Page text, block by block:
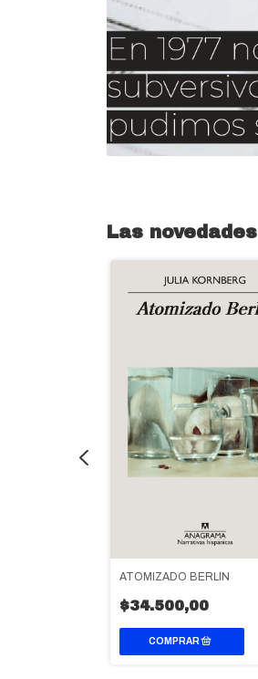
Las novedades
ATOMIZADO BERLÍN
$34.500,00